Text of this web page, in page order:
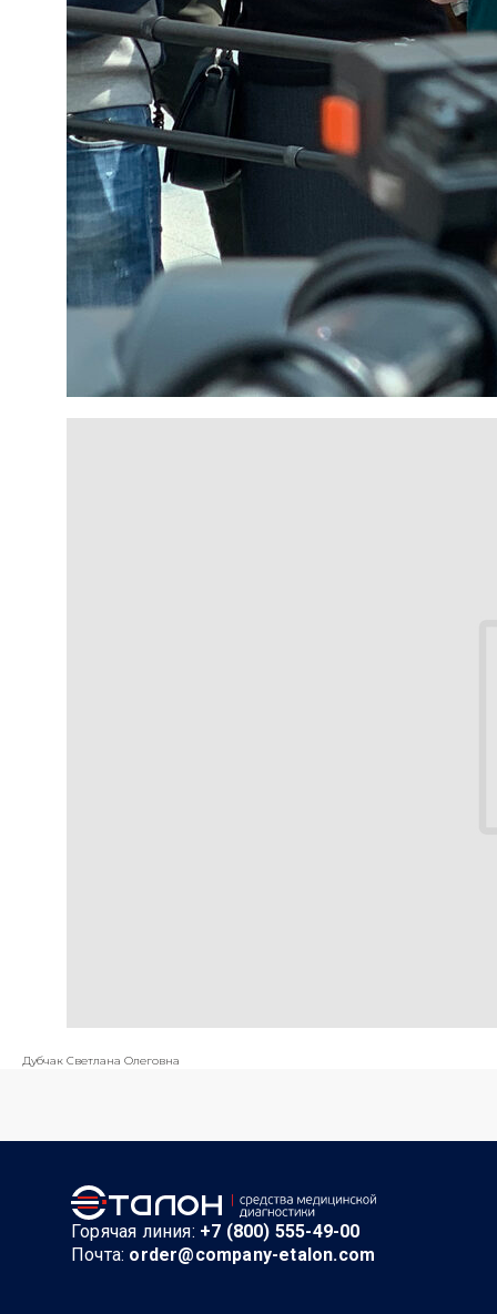
Дубчак Светлана Олеговна
Горячая линия: +7 (800) 555-49-00
Почта: order@company-etalon.com